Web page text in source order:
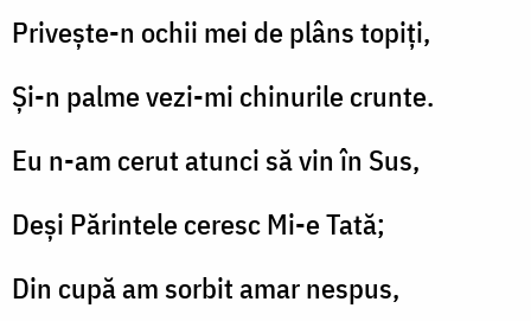
Privește-n ochii mei de plâns topiți,
Și-n palme vezi-mi chinurile crunte.
Eu n-am cerut atunci să vin în Sus,
Deși Părintele ceresc Mi-e Tată;
Din cupă am sorbit amar nespus,